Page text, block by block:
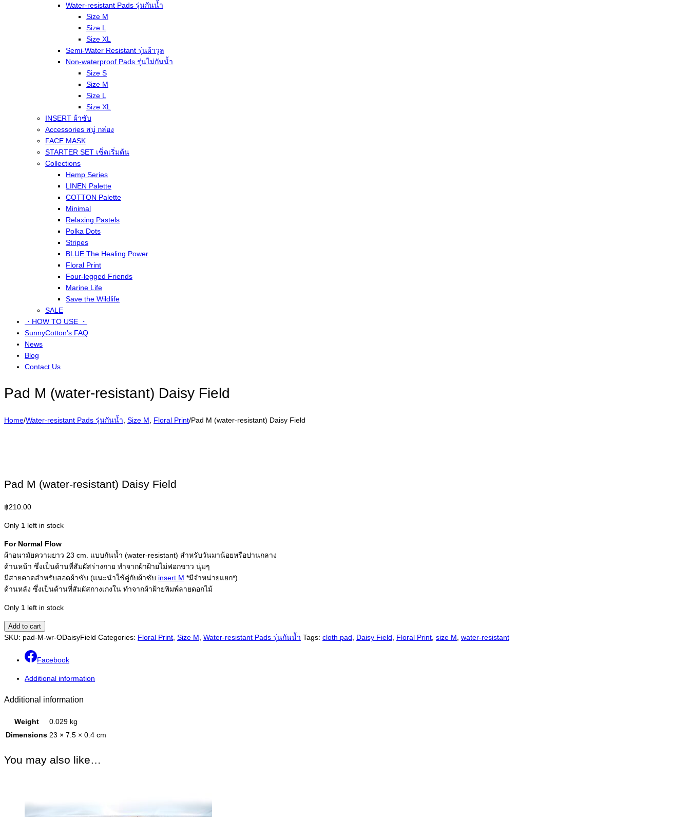
Water-resistant Pads รุ่นกันน้ำ
Size M
Size L
Size XL
Semi-Water Resistant รุ่นผ้าวูล
Non-waterproof Pads รุ่นไม่กันน้ำ
Size S
Size M
Size L
Size XL
INSERT ผ้าซับ
Accessories สบู่ กล่อง
FACE MASK
STARTER SET เซ็ตเริ่มต้น
Collections
Hemp Series
LINEN Palette
COTTON Palette
Minimal
Relaxing Pastels
Polka Dots
Stripes
BLUE The Healing Power
Floral Print
Four-legged Friends
Marine Life
Save the Wildlife
SALE
・HOW TO USE ・
SunnyCotton’s FAQ
News
Blog
Contact Us
Pad M (water-resistant) Daisy Field
Home/Water-resistant Pads รุ่นกันน้ำ Size M Floral Print/Pad M (water-resistant) Daisy Field
Pad M (water-resistant) Daisy Field
฿210.00
Only 1 left in stock
For Normal Flow
ผ้าอนามัยความยาว 23 cm. แบบกันน้ำ (water-resistant) สำหรับวันมาน้อยหรือปานกลาง
ด้านหน้า ซึ่งเป็นด้านที่สัมผัสร่างกาย ทำจากผ้าฝ้ายไม่ฟอกขาว นุ่มๆ
มีสายคาดสำหรับสอดผ้าซับ (แนะนำใช้คู่กับผ้าซับ insert M *มีจำหน่ายแยก*)
ด้านหลัง ซึ่งเป็นด้านที่สัมผัสกางเกงใน ทำจากผ้าฝ้ายพิมพ์ลายดอกไม้
Only 1 left in stock
Add to cart
SKU: pad-M-wr-ODaisyField Categories: Floral Print, Size M, Water-resistant Pads รุ่นกันน้ำ Tags: cloth pad, Daisy Field, Floral Print, size M, water-resistant
Facebook
Additional information
Additional information
Weight
0.029 kg
Dimensions 23 × 7.5 × 0.4 cm
You may also like…